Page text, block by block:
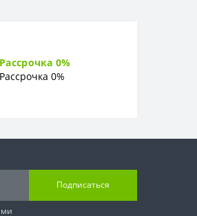
Рассрочка 0%
Рассрочка 0%
Подписаться